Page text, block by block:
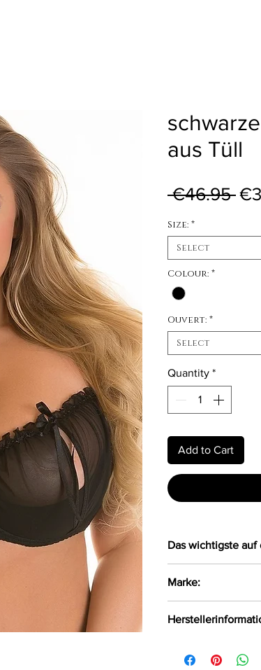
aus Tüll
€46.95
Size: *
Select
Colour: *
Ouvert: *
Select
Quantity *
Add to Cart
Das wichtigste auf
Die Träger sind
Gefertigt aus
Auf der
Mit
Marke:
Białystok, Polen,